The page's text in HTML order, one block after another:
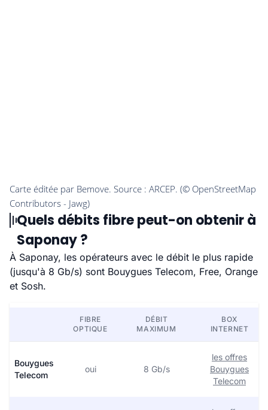
Quels débits fibre peut-on obtenir à
Saponay ?
À Saponay, les opérateurs avec le débit le plus rapide
(jusqu'à 8 Gb/s) sont Bouygues Telecom, Free, Orange
et Sosh.
FIBRE
OPTIQUE
DÉBIT
MAXIMUM
BOX
INTERNET
Bouygues
Telecom
oui 8 Gb/s
les offres
Bouygues
Telecom